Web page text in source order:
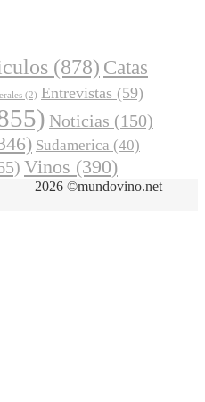
(878) Catas
(2) Entrevistas (59)
Noticias (150)
Sudamerica (40)
Vinos (390)
2026 ©mundovino.net